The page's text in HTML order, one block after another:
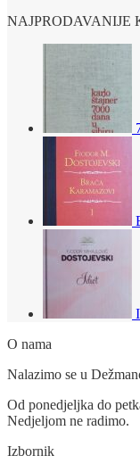
NAJPRODAVANIJE
O nama
Nalazimo se u
Od ponedjeljka do
Nedjeljom ne radimo.
Izbornik